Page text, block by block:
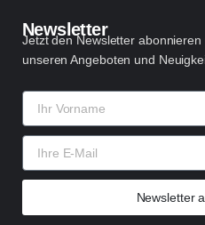
Newsletter
Jetzt den Newsletter
unseren Angeboten und
Newsletter